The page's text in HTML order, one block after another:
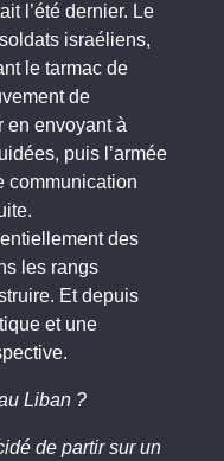
l’été dernier. Le
israéliens,
le tarmac de
de
en envoyant à
puis l’armée
communication
des
les rangs
Et depuis
et une
Liban ?
de partir sur un